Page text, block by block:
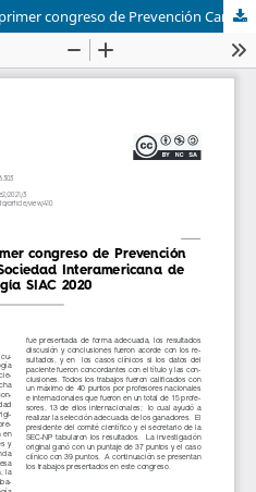
Editorial: Trabajos originales primer congreso de Prevención Cardiovascular de la Sociedad Interamericana de Cardiología SIAC 2020